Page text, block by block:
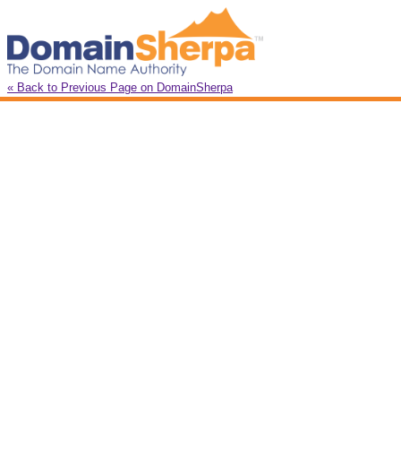
« Back to Previous Page on DomainSherpa